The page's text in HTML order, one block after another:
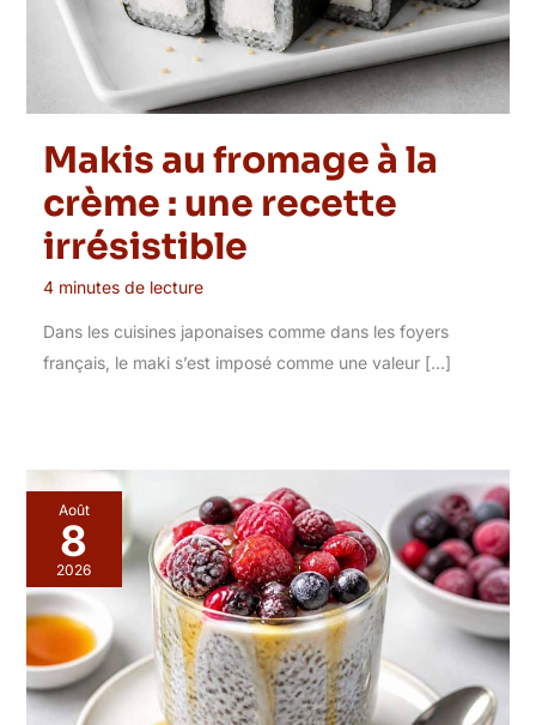
Makis au fromage à la
crème : une recette
irrésistible
4 minutes de lecture
Dans les cuisines japonaises comme dans les foyers
français, le maki s’est imposé comme une valeur […]
Août
8
2026